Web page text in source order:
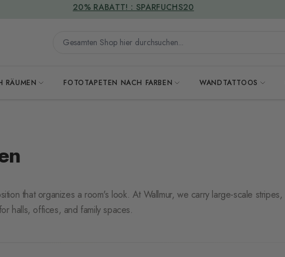
Gesamten Shop hier durchsuchen...
RÄUMEN FOTOTAPETEN NACH FARBEN WANDTATTOOS
VERSANDKOSTENFREI
that organizes a room's look. At Wallmur, we carry large-scale stripes,
halls, offices, and family spaces.